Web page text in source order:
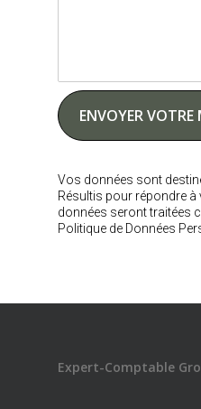
Vos données sont
Résultis pour répondre à
données seront traitées
Politique de Données
Expert-Comptable